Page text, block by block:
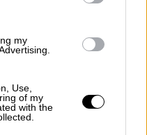
my
Use,
of my
with the